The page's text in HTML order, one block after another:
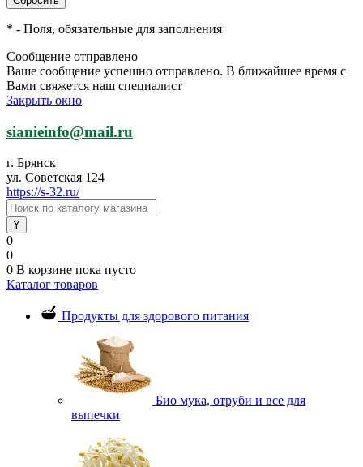
* - Поля, обязательные для заполнения
Сообщение отправлено
Ваше сообщение успешно отправлено. В ближайшее время с
Вами свяжется наш специалист
Закрыть окно
sianieinfo@mail.ru
г. Брянск
ул. Советская 124
https://s-32.ru/
0
0
0 В корзине пока пусто
Каталог товаров
Продукты для здорового питания
Био мука, отруби и все для
выпечки